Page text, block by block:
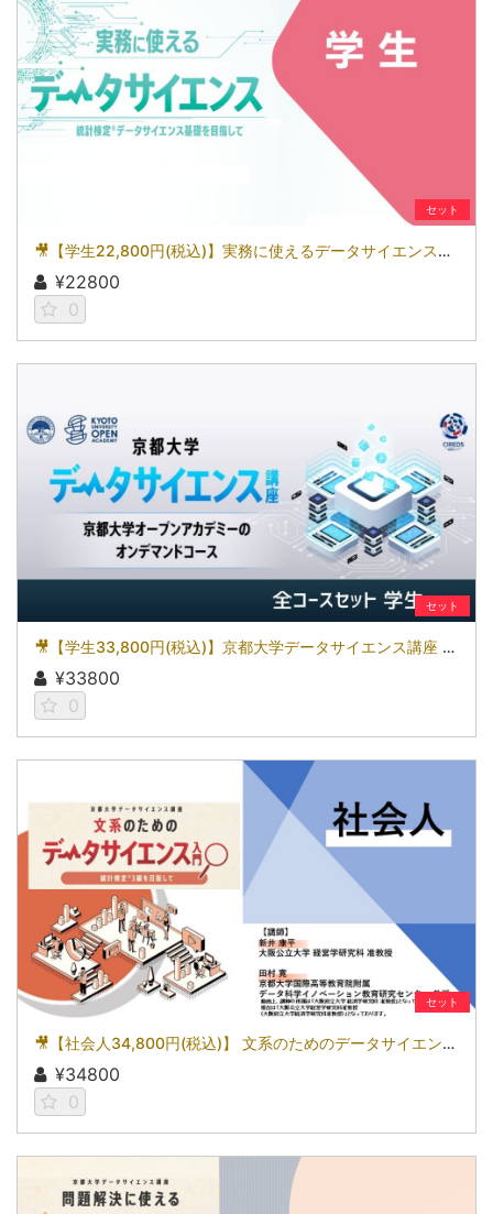
セット
🎥【学生22,800円(税込)】実務に使えるデータサイエンス～統計検定(R)データサイエンス基礎を目指して～［京都大学データサイエンス講座］（2026）
¥22800
0
セット
🎥【学生33,800円(税込)】京都大学データサイエンス講座 全講座セット［京都大学データサイエンス講座］（2026）
¥33800
0
セット
🎥【社会人34,800円(税込)】 文系のためのデータサイエンス入門～統計検定(R)3級を目指して～［京都大学データサイエンス講座］（2026）
¥34800
0